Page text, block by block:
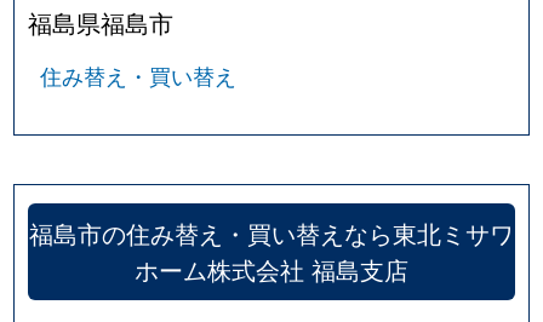
福島県福島市
住み替え・買い替え
福島市の住み替え・買い替えなら東北ミサワ
ホーム株式会社 福島支店